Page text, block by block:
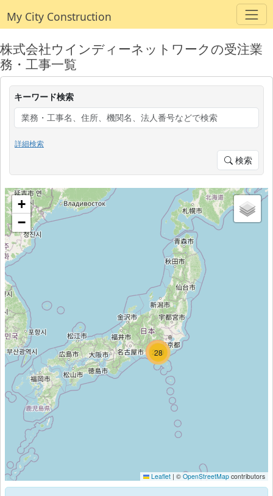
My City Construction
株式会社ウインディーネットワークの受注業
務・工事一覧
キーワード検索
詳細検索
検索
28
224
219
+
−
Leaflet | © OpenStreetMap contributors